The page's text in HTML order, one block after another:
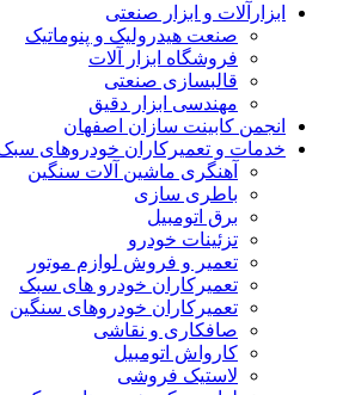
ابزارآلات و ابزار صنعتی
صنعت هیدرولیک و پنوماتیک
فروشگاه ابزار آلات
قالبسازی صنعتی
مهندسی ابزار دقیق
انجمن کابینت سازان اصفهان
خدمات و تعمیرکاران خودروهای
آهنگری ماشین آلات سنگین
باطری سازی
برق اتومبیل
تزئینات خودرو
تعمیر و فروش لوازم موتور
تعمیرکاران خودرو های سبک
تعمیرکاران خودروهای سنگین
صافکاری و نقاشی
کارواش اتومبیل
لاستیک فروشی